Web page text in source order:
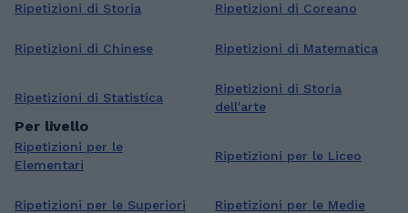
Ripetizioni di Storia Ripetizioni di Coreano
Ripetizioni di Chinese Ripetizioni di Matematica
Ripetizioni di Statistica
Ripetizioni di Storia
dell'arte
Per livello
Ripetizioni per le
Elementari
Ripetizioni per le Liceo
Ripetizioni per le Superiori Ripetizioni per le Medie